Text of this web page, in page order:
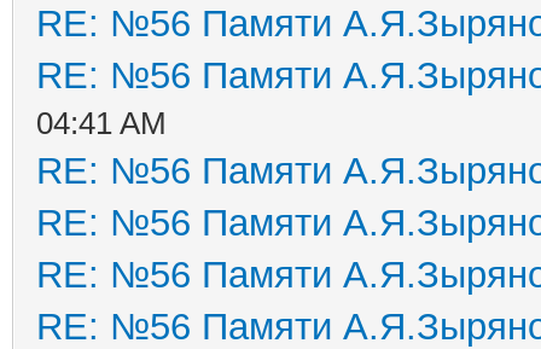
RE: №56 Памяти
RE: №56 Памяти
04:41 AM
RE: №56 Памяти
RE: №56 Памяти
RE: №56 Памяти
RE: №56 Памяти